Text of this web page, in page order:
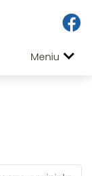
Meniu